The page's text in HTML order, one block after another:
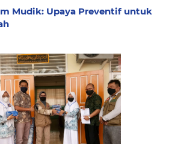
Mudik: Upaya Preventif untuk